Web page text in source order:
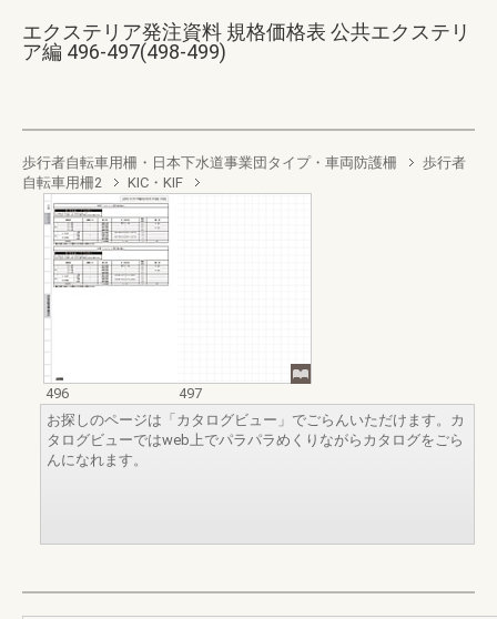
エクステリア発注資料 規格価格表 公共エクステリ
ア編 496-497(498-499)
歩行者自転車用柵・日本下水道事業団タイプ・車両防護柵
歩行者
自転車用柵2
KIC・KIF
496
497
お探しのページは「カタログビュー」でごらんいただけます。カ
タログビューではweb上でパラパラめくりながらカタログをごら
んになれます。